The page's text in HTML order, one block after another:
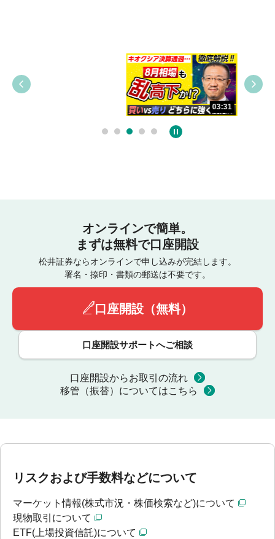
03:31
オンラインで簡単。
まずは無料で口座開設
松井証券ならオンラインで申し込みが完結します。
署名・捺印・書類の郵送は不要です。
口座開設（無料）
口座開設サポートへご相談
口座開設からお取引の流れ
移管（振替）についてはこちら
リスクおよび手数料などについて
マーケット情報(株式市況・株価検索など)について
現物取引について
ETF(上場投資信託)について